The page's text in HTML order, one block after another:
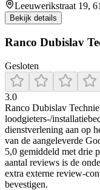
Leeuwerikstraat 19,
Bekijk details
Ranco Dubislav
Gesloten
3.0
Ranco Dubislav
loodgieters-/
dienstverlening aan op
van de aangeleverde
5,0 gemiddeld met drie
aantal reviews is de
extra externe review-
bevestigen.